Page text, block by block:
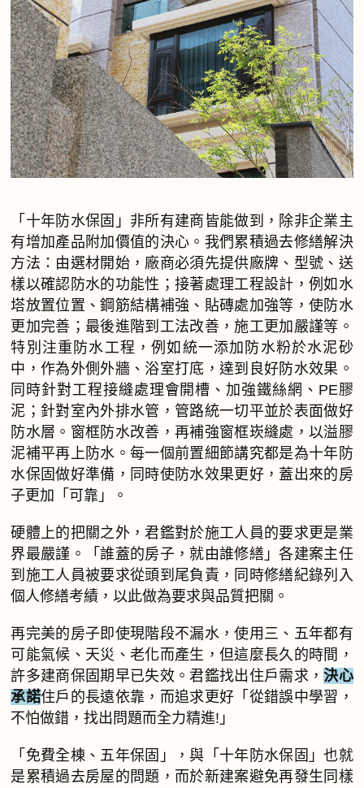
「十年防水保固」非所有建商皆能做到，除非企業主
有增加產品附加價值的決心。我們累積過去修繕解決
方法：由選材開始，廠商必須先提供廠牌、型號、送
樣以確認防水的功能性；接著處理工程設計，例如水
塔放置位置、鋼筋結構補強、貼磚處加強等，使防水
更加完善；最後進階到工法改善，施工更加嚴謹等。
特別注重防水工程，例如統一添加防水粉於水泥砂
中，作為外側外牆、浴室打底，達到良好防水效果。
同時針對工程接縫處理會開槽、加強鐵絲網、PE膠
泥；針對室內外排水管，管路統一切平並於表面做好
防水層。窗框防水改善，再補強窗框崁縫處，以溢膠
泥補平再上防水。每一個前置細節講究都是為十年防
水保固做好準備，同時使防水效果更好，蓋出來的房
子更加「可靠」。
硬體上的把關之外，君鑑對於施工人員的要求更是業
界最嚴謹。「誰蓋的房子，就由誰修繕」各建案主任
到施工人員被要求從頭到尾負責，同時修繕紀錄列入
個人修繕考績，以此做為要求與品質把關。
再完美的房子即使現階段不漏水，使用三、五年都有
可能氣候、天災、老化而產生，但這麼長久的時間，
許多建商保固期早已失效。君鑑找出住戶需求，決心
承諾住戶的長遠依靠，而追求更好「從錯誤中學習，
不怕做錯，找出問題而全力精進!」
「免費全棟、五年保固」，與「十年防水保固」也就
是累積過去房屋的問題，而於新建案避免再發生同樣